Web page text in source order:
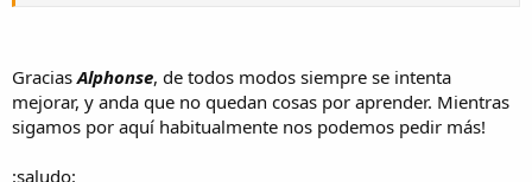
GraciasAlphonse, de todos modos siempre se intenta
mejorar, y anda que no quedan cosas por aprender. Mientras
sigamos por aquí habitualmente nos podemos pedir más!
:saludo: